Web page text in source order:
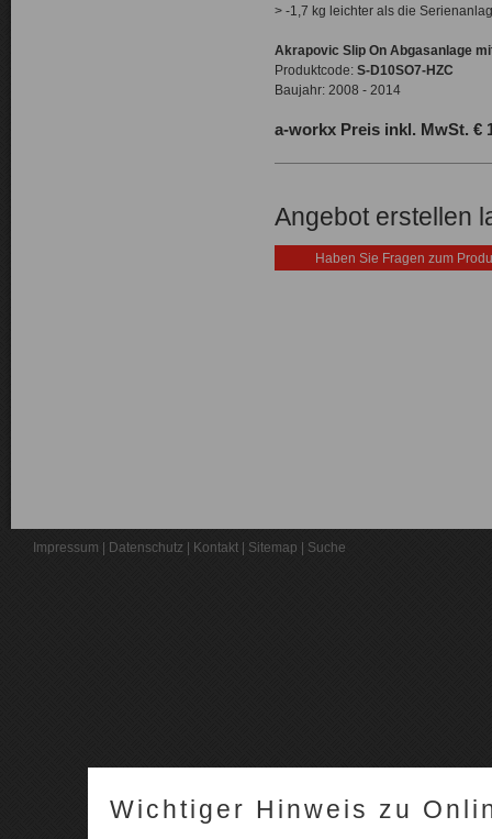
> -1,7 kg leichter als die
Akrapovic Slip On Abgasanlage
Produktcode: S-D10SO7-HZC
Baujahr: 2008 - 2014
a-workx Preis inkl. MwSt. €
Angebot erstellen
Haben Sie Fragen zum
Impressum Datenschutz Kontakt Sitemap Suche
Wichtiger Hinweis zu